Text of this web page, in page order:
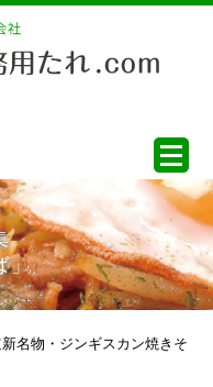
」
名物・ジンギスカン焼きそ